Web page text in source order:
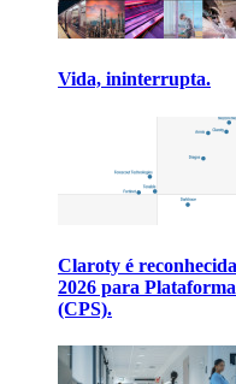
Vida, ininterrupta.
Claroty é
2026 para
(CPS).